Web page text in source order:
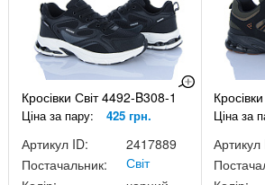
Кросівки Світ 4492-B308-1
Ціна за пару: 425 грн.
Артикул ID:
2417889
Постачальник:
Світ
Ціна за
Артикул